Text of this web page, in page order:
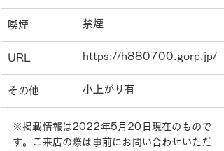
喫煙 禁煙
URL https://h880700.gorp.jp/
その他 小上がり有
※掲載情報は2022年5月20日現在のもので
す。ご来店の際は事前にお問い合わせいただ